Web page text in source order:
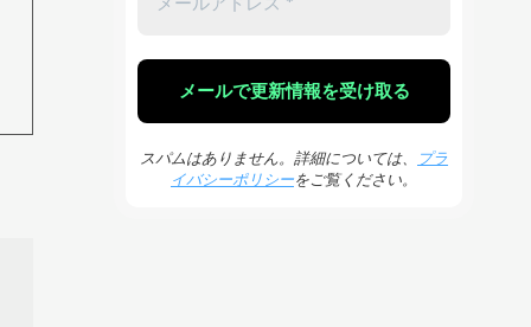
スパムはありません。詳細については、
プラ
イバシーポリシーをご覧ください。